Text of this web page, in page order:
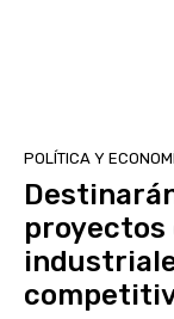
POLÍTICA Y